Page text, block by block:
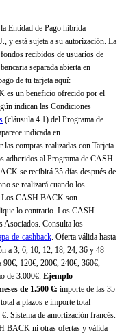
Entidad de Pago híbrida
y está sujeta a su autorización. La
recibidos de usuarios de
separada abierta en
de tu tarjeta aquí:
es un beneficio ofrecido por el
indican las Condiciones
(cláusula 4.1) del Programa de
indicada en
compras realizadas con Tarjeta
adheridos al Programa de CASH
se recibirá 35 días después de
se realizará cuando los
Los CASH BACK son
lo contrario. Los CASH
Asociados. Consulta los
de-cashback. Oferta válida hasta
a 3, 6, 10, 12, 18, 24, 36 y 48
90€, 120€, 200€, 240€, 360€,
de 3.000€. Ejemplo
de 1.500 €: importe de las 35
a plazos e importe total
Sistema de amortización francés.
BACK ni otras ofertas y válida